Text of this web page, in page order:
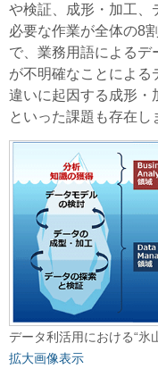
や検証、成形・加工、
必要な作業が全体の8
で、業務用語によるデ
が不明確なことによ
違いに起因する成形・
といった課題も存在し
データ利活用における“氷
拡大画像表示